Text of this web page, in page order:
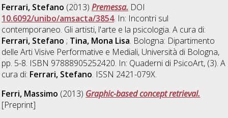
Ferrari, Stefano (2013)Premessa. DOI
10.6092/unibo/amsacta/3854. In: Incontri sul
contemporaneo. Gli artisti, l'arte e la psicologia. A cura di:
Ferrari, Stefano ; Tina, Mona Lisa. Bologna: Dipartimento
delle Arti Visive Performative e Mediali, Università di Bologna,
pp. 5-8. ISBN 97888905252420. In: Quaderni di PsicoArt, (3). A
cura di: Ferrari, Stefano. ISSN 2421-079X.
Ferri, Massimo (2013) Graphic-based concept retrieval.
[Preprint]